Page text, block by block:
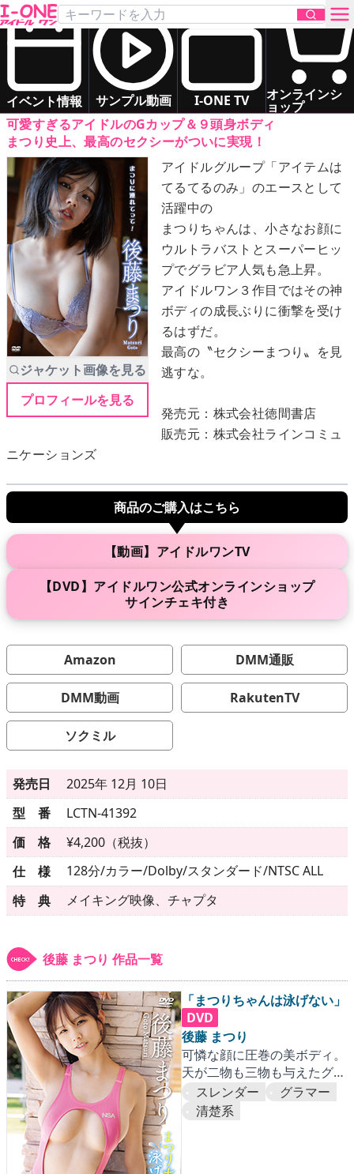
イベント情報 サンプル動画 I-ONE TV オンラインシ
ョップ
お問い合わせ
TOP
DVD
Blu-ray
サンプル動画
イベント情報
アイドル一覧
メニュー
▶発売中
▶新作
▶更新情報
▶個人情報保護について
▶よくあるご質問
▶会社概要
お問い合わせフォーム
後藤 まつり
「まつりに連れてって！」 DVD
スレンダー
グラマー 清楚系
可愛すぎるアイドルのGカップ＆９頭身ボディ
まつり史上、最高のセクシーがついに実現！
ジャケット画像を見る
プロフィールを見る
アイドルグループ「アイテムは
てるてるのみ」のエースとして
活躍中の
まつりちゃんは、小さなお顔に
ウルトラバストとスーパーヒッ
プでグラビア人気も急上昇。
アイドルワン３作目ではその神
ボディの成長ぶりに衝撃を受け
るはずだ。
最高の〝セクシーまつり〟を見
逃すな。
発売元：株式会社徳間書店
販売元：株式会社ラインコミュ
ニケーションズ
商品のご購入はこちら
【動画】アイドルワンTV
【DVD】アイドルワン公式オンラインショップ
サインチェキ付き
Amazon DMM通販
DMM動画 RakutenTV
ソクミル
発売日
2025年 12月 10日
型 番
LCTN-41392
価 格
¥4,200（税抜）
仕 様
128分/カラー/Dolby/スタンダード/NTSC ALL
特 典
メイキング映像、チャプタ
後藤 まつり 作品一覧
「まつりちゃんは泳げない」
DVD
後藤 まつり
可憐な顔に圧巻の美ボディ。
天が二物も三物も与えたグラ
ビアスター。
スレンダー
グラマー
清楚系